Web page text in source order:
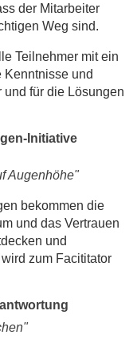
der Mitarbeiter
Weg sind.
Teilnehmer mit ein
Kenntnisse und
und für die Lösungen
Initiative
Augenhöhe"
bekommen die
und das Vertrauen
und
zum Facititator